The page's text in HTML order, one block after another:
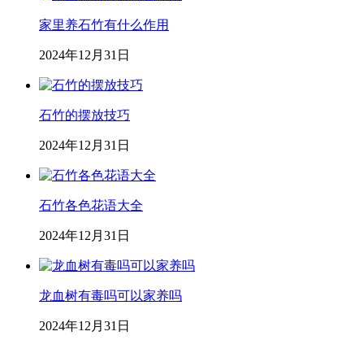
家里养石竹有什么作用
2024年12月31日
石竹的摆放技巧
2024年12月31日
石竹各色花语大全
2024年12月31日
龙血树有毒吗可以家养吗
2024年12月31日